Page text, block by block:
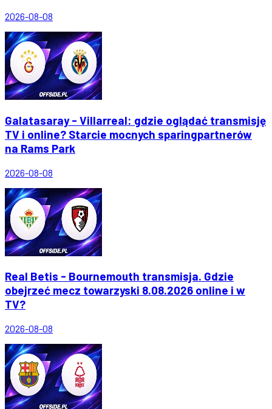
2026-08-08
Galatasaray - Villarreal: gdzie oglądać transmisję
TV i online? Starcie mocnych sparingpartnerów
na Rams Park
2026-08-08
Real Betis - Bournemouth transmisja. Gdzie
obejrzeć mecz towarzyski 8.08.2026 online i w
TV?
2026-08-08